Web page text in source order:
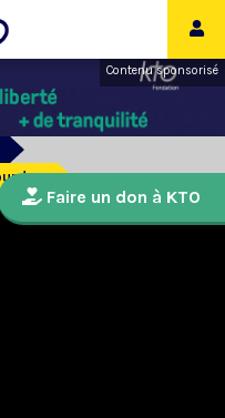
Contenu sponsorisé
Faire un don à KTO